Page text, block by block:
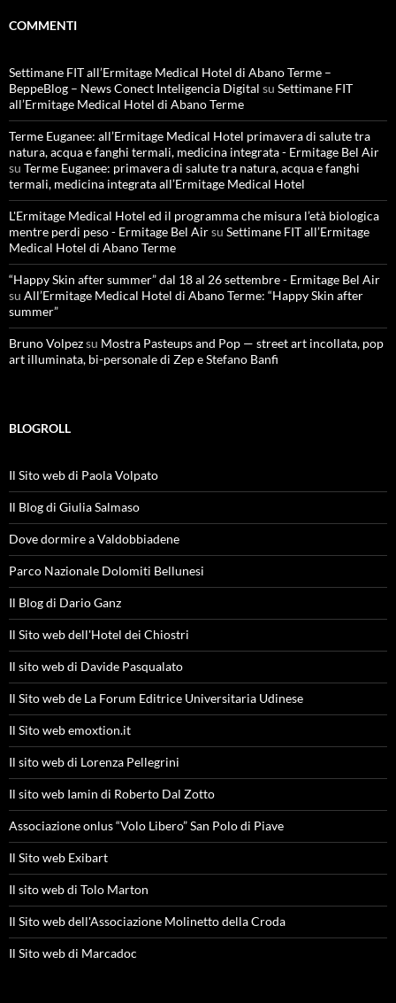
COMMENTI
Settimane FIT all’Ermitage Medical Hotel di Abano Terme –
BeppeBlog – News Conect Inteligencia Digital su Settimane FIT
all’Ermitage Medical Hotel di Abano Terme
Terme Euganee: all’Ermitage Medical Hotel primavera di salute tra
natura, acqua e fanghi termali, medicina integrata - Ermitage Bel Air
su Terme Euganee: primavera di salute tra natura, acqua e fanghi
termali, medicina integrata all’Ermitage Medical Hotel
L'Ermitage Medical Hotel ed il programma che misura l’età biologica
mentre perdi peso - Ermitage Bel Airsu Settimane FIT all’Ermitage
Medical Hotel di Abano Terme
“Happy Skin after summer” dal 18 al 26 settembre - Ermitage Bel Air
su All’Ermitage Medical Hotel di Abano Terme: “Happy Skin after
summer”
Bruno Volpezsu Mostra Pasteups and Pop — street art incollata, pop
art illuminata, bi-personale di Zep e Stefano Banfi
BLOGROLL
Il Sito web di Paola Volpato
Il Blog di Giulia Salmaso
Dove dormire a Valdobbiadene
Parco Nazionale Dolomiti Bellunesi
Il Blog di Dario Ganz
Il Sito web dell'Hotel dei Chiostri
Il sito web di Davide Pasqualato
Il Sito web de La Forum Editrice Universitaria Udinese
Il Sito web emoxtion.it
Il sito web di Lorenza Pellegrini
Il sito web Iamin di Roberto Dal Zotto
Associazione onlus “Volo Libero” San Polo di Piave
Il Sito web Exibart
Il sito web di Tolo Marton
Il Sito web dell'Associazione Molinetto della Croda
Il Sito web di Marcadoc